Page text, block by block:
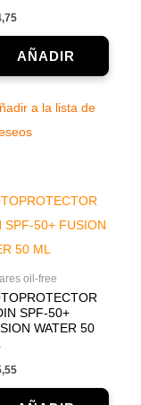
a la lista de
oil-free
SPF-50+
WATER 50